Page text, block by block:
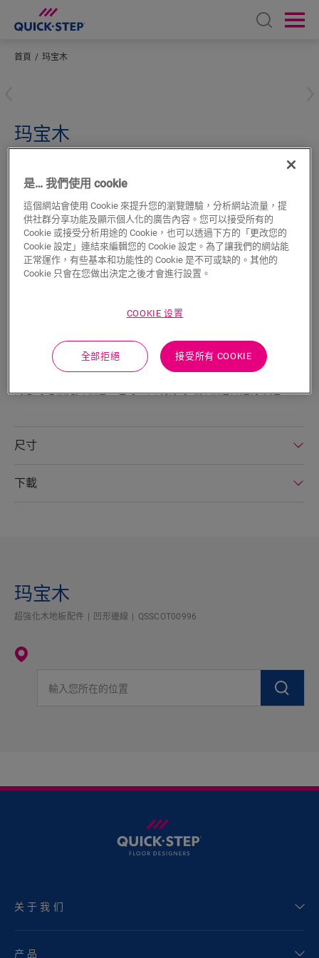
Open
首頁 玛宝木
玛宝木
美麗飾面
與地板顏色搭配
抗刮表層
搜尋
產品特色
為您的地板完美收邊，也可以與現有的踢脚板組合進行收邊。
尺寸
下載
玛宝木
超強化木地板配件 凹形邊線 QSSCOT00996
关于我们
产品
是… 我們使用 cookie
這個網站會使用 Cookie 來提升您的瀏覽體驗，分析網站流量，提
供社群分享功能及顯示個人化的廣告內容。您可以接受所有的
Cookie 或接受分析用途的 Cookie，也可以透過下方的「更改您的
Cookie 設定」連結來編輯您的 Cookie 設定。為了讓我們的網站能
正常運作，有些基本和功能性的 Cookie 是不可或缺的。其他的
Cookie 只會在您做出決定之後才會進行設置。
COOKIE 设置
全部拒絕 接受所有 COOKIE